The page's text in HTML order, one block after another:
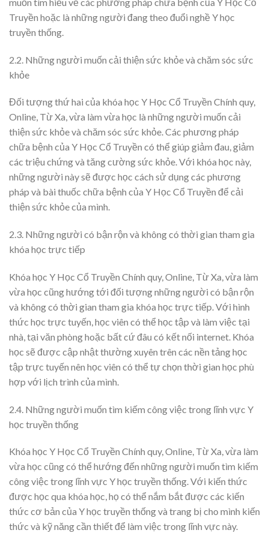
Truyền hoặc là những người đang theo đuổi nghề Y học
truyền thống.
2.2. Những người muốn cải thiện sức khỏe và chăm sóc sức
khỏe
Đối tượng thứ hai của khóa học Y Học Cổ Truyền Chính quy,
Online, Từ Xa, vừa làm vừa học là những người muốn cải
thiện sức khỏe và chăm sóc sức khỏe. Các phương pháp
chữa bệnh của Y Học Cổ Truyền có thể giúp giảm đau, giảm
các triệu chứng và tăng cường sức khỏe. Với khóa học này,
những người này sẽ được học cách sử dụng các phương
pháp và bài thuốc chữa bệnh của Y Học Cổ Truyền để cải
thiện sức khỏe của mình.
2.3. Những người có bận rộn và không có thời gian tham gia
khóa học trực tiếp
Khóa học Y Học Cổ Truyền Chính quy, Online, Từ Xa, vừa làm
vừa học cũng hướng tới đối tượng những người có bận rộn
và không có thời gian tham gia khóa học trực tiếp. Với hình
thức học trực tuyến, học viên có thể học tập và làm việc tại
nhà, tại văn phòng hoặc bất cứ đâu có kết nối internet. Khóa
học sẽ được cập nhật thường xuyên trên các nền tảng học
tập trực tuyến nên học viên có thể tự chọn thời gian học phù
hợp với lịch trình của mình.
2.4. Những người muốn tìm kiếm công việc trong lĩnh vực Y
học truyền thống
Khóa học Y Học Cổ Truyền Chính quy, Online, Từ Xa, vừa làm
vừa học cũng có thể hướng đến những người muốn tìm kiếm
công việc trong lĩnh vực Y học truyền thống. Với kiến thức
được học qua khóa học, họ có thể nắm bắt được các kiến
thức cơ bản của Y học truyền thống và trang bị cho mình kiến
thức và kỹ năng cần thiết để làm việc trong lĩnh vực này.